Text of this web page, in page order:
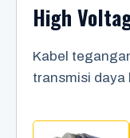
High
Kabel
transmisi